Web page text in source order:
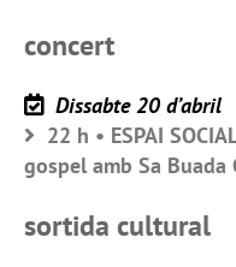
concert
Dissabte 20 d’abril
22 h • ESPAI
gospel amb Sa Buada
sortida cultural